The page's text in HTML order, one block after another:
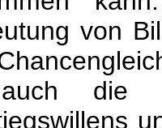
von
die